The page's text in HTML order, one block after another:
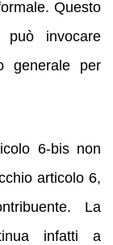
Questo
invocare
generale per
6-bis non
articolo 6,
La
infatti a